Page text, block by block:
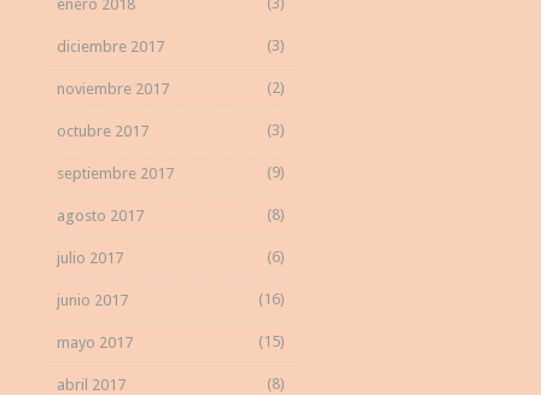
enero 2018
diciembre 2017 (3)
noviembre 2017 (2)
octubre 2017 (3)
septiembre 2017 (9)
agosto 2017 (8)
julio 2017 (6)
junio 2017 (16)
mayo 2017 (15)
abril 2017 (8)